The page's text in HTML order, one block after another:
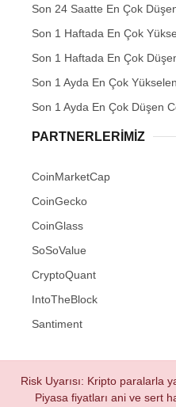
Son 24 Saatte En Çok
Son 1 Haftada En Çok
Son 1 Haftada En Çok
Son 1 Ayda En Çok
Son 1 Ayda En Çok Düşen
PARTNERLERIMIZ
CoinMarketCap
CoinGecko
CoinGlass
SoSoValue
CryptoQuant
IntoTheBlock
Santiment
Risk Uyarısı: Kripto paralarla
Piyasa fiyatları ani ve sert